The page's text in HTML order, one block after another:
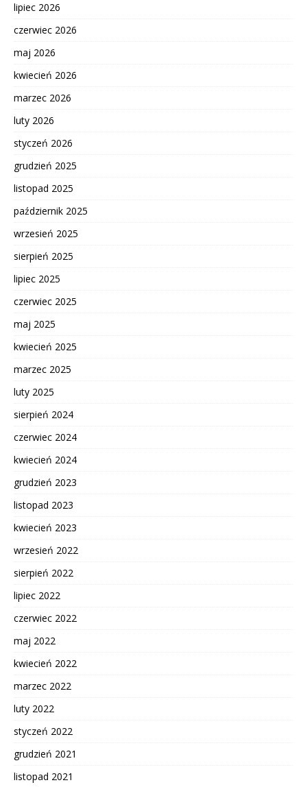
lipiec 2026
czerwiec 2026
maj 2026
kwiecień 2026
marzec 2026
luty 2026
styczeń 2026
grudzień 2025
listopad 2025
październik 2025
wrzesień 2025
sierpień 2025
lipiec 2025
czerwiec 2025
maj 2025
kwiecień 2025
marzec 2025
luty 2025
sierpień 2024
czerwiec 2024
kwiecień 2024
grudzień 2023
listopad 2023
kwiecień 2023
wrzesień 2022
sierpień 2022
lipiec 2022
czerwiec 2022
maj 2022
kwiecień 2022
marzec 2022
luty 2022
styczeń 2022
grudzień 2021
listopad 2021